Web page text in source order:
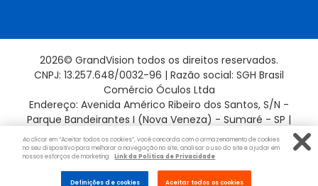
2026© GrandVision todos os direitos reservados.
CNPJ: 13.257.648/0032-96 | Razão social: SGH Brasil
Comércio Óculos Ltda
Endereço: Avenida Américo Ribeiro dos Santos, S/N -
Parque Bandeirantes I (Nova Veneza) - Sumaré - SP |
13181-715
Ao clicar em “Aceitar todos os cookies”, você concorda com o armazenamento de cookies
no seu dispositivo para melhorar a navegação no site, analisar o uso do site e ajudar em
nossos esforços de marketing. Link da Politica de Privacidade
Definições de cookies Aceitar todos os cookies